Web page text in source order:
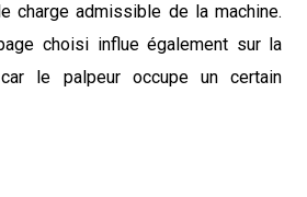
charge admissible de la machine.
choisi influe également sur la
le palpeur occupe un certain